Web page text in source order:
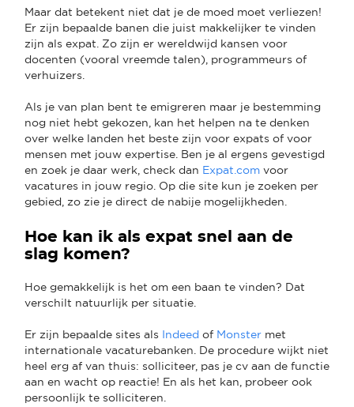
Maar dat betekent niet dat je de moed moet verliezen!
Er zijn bepaalde banen die juist makkelijker te vinden
zijn als expat. Zo zijn er wereldwijd kansen voor
docenten (vooral vreemde talen), programmeurs of
verhuizers.
Als je van plan bent te emigreren maar je bestemming
nog niet hebt gekozen, kan het helpen na te denken
over welke landen het beste zijn voor expats of voor
mensen met jouw expertise. Ben je al ergens gevestigd
en zoek je daar werk, check dan Expat.com voor
vacatures in jouw regio. Op die site kun je zoeken per
gebied, zo zie je direct de nabije mogelijkheden.
Hoe kan ik als expat snel aan de
slag komen?
Hoe gemakkelijk is het om een baan te vinden? Dat
verschilt natuurlijk per situatie.
Er zijn bepaalde sites als Indeed of Monster met
internationale vacaturebanken. De procedure wijkt niet
heel erg af van thuis: solliciteer, pas je cv aan de functie
aan en wacht op reactie! En als het kan, probeer ook
persoonlijk te solliciteren.